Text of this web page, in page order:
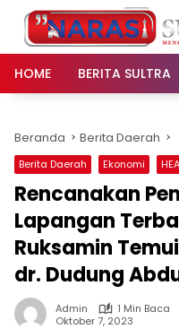
Langsung
konten
HOME
BERITA SULTRA
Beranda Berita Daerah
Berita Daerah Ekonomi
Rencanakan
Lapangan
Ruksamin
dr. Dudung
Admin
1 Min Baca
Oktober 7, 2023